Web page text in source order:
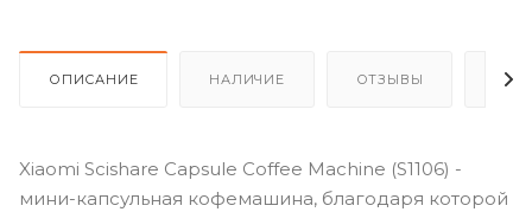
ОПИСАНИЕ НАЛИЧИЕ ОТЗЫВЫ
Xiaomi Scishare Capsule Coffee Machine (S1106) -
мини-капсульная кофемашина, благодаря которой